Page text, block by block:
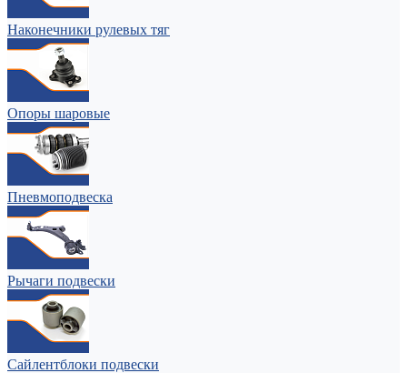
Наконечники рулевых тяг
Опоры шаровые
Пневмоподвеска
Рычаги подвески
Сайлентблоки подвески